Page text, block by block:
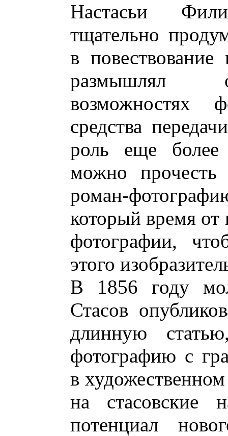
Настасьи
тщательно
в
размышлял
возможностях
средства
роль еще более
можно
роман-
который время
фотографии,
этого
В 1856 году
Стасов
длинную
фотографию с
в
на стасовские
потенциал